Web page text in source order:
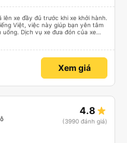
xe đầy đủ trước khi xe khởi hành.
Việt, việc này giúp bạn yên tâm
uống. Dịch vụ xe đưa đón của xe
từ bến xe đến chỗ ở MIỄN PHÍ!
Xem giá
4.8
(3990 đánh giá)